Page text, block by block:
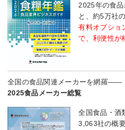
2025年の食
と、約5万社
有料オプショ
で、利便性が
全国の食品関連メーカーを網羅――
2025食品メーカー総覧
全国食品・酒
3,063社の概